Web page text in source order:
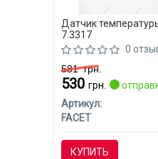
Датчик
7.3317
0
581грн.
530 грн.
Артикул:
FACET
КУПИТЬ